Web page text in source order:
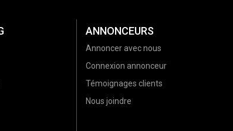
ANNONCEURS
Annoncer avec nous
Connexion annonceur
Témoignages clients
Nous joindre